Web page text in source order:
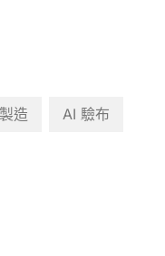
造 AI 驗布